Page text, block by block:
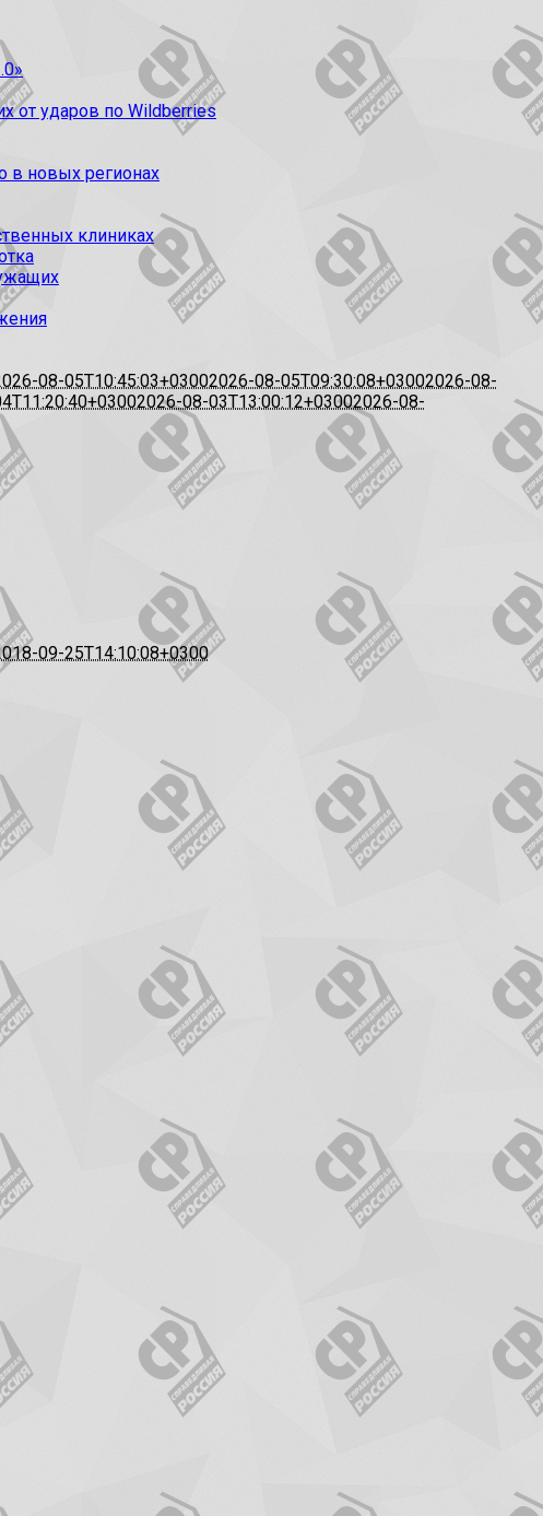
от ударов по Wildberries
в новых регионах
клиниках
08-05T10:45:03+03002026-08-05T09:30:08+03002026-08-
2026-08-03T13:00:12+03002026-08-
09-25T14:10:08+0300